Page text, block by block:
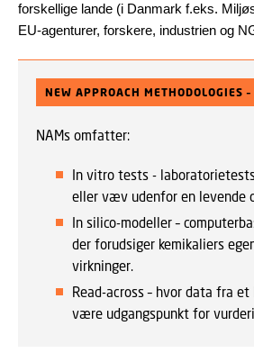
forskellige lande (i Danmark f.eks.
EU-agenturer, forskere, industrien og
NEW APPROACH METHODOLOGIES
NAMs omfatter:
In vitro tests -
eller væv udenfor en levende
In silico-modeller –
der forudsiger kemikaliers
virkninger.
Read-across – hvor data fra
være udgangspunkt for